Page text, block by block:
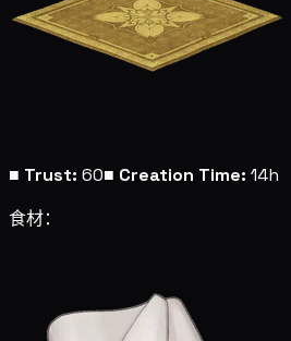
■ Trust: 60■ Creation Time: 14h
食材：